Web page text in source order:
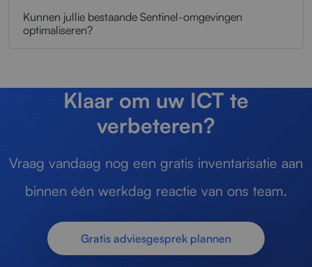
Kunnen jullie bestaande Sentinel-omgevingen
optimaliseren?
Klaar om uw ICT te
verbeteren?
Vraag vandaag nog een gratis inventarisatie aan
binnen één werkdag reactie van ons team.
Gratis adviesgesprek plannen